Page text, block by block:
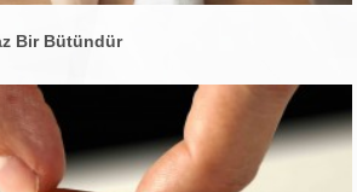
Bir Bütündür